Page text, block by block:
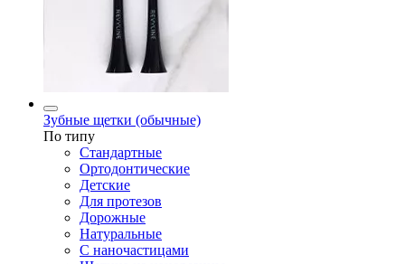
Зубные щетки (обычные)
По типу
Стандартные
Ортодонтические
Детские
Для протезов
Дорожные
Натуральные
С наночастицами